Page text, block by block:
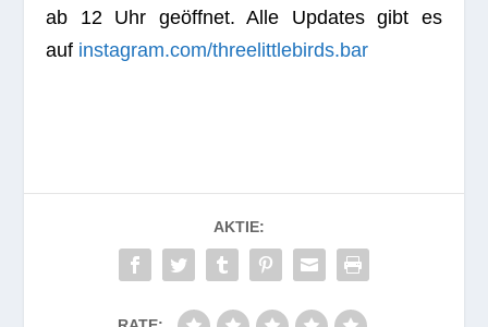
ab 12 Uhr geöff­net. Alle Updates gibt es
auf instagram.com/threelittlebirds.bar
AKTIE: